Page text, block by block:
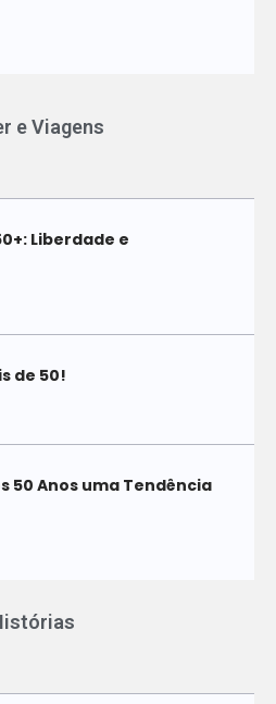
e Viagens
Liberdade e
de 50!
50 Anos uma Tendência